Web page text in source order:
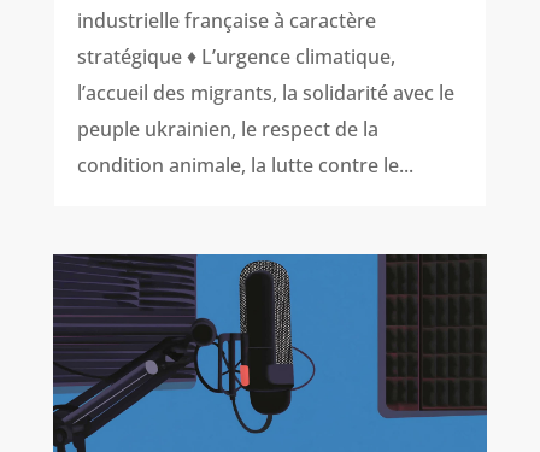
industrielle française à caractère
stratégique ♦ L’urgence climatique,
l’accueil des migrants, la solidarité avec le
peuple ukrainien, le respect de la
condition animale, la lutte contre le...